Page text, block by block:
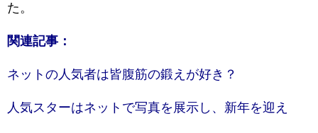
た。
関連記事：
ネットの人気者は皆腹筋の鍛えが好き？
人気スターはネットで写真を展示し、新年を迎え